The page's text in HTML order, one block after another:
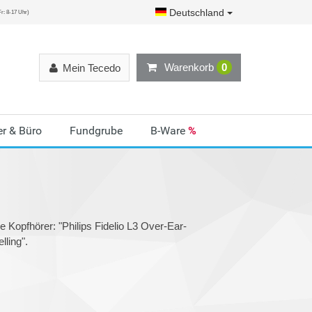
8-17 Uhr) Deutschland
Warenkorb 0
Mein Tecedo
& Büro Fundgrube B-Ware %
Kopfhörer: "Philips Fidelio L3 Over-Ear-